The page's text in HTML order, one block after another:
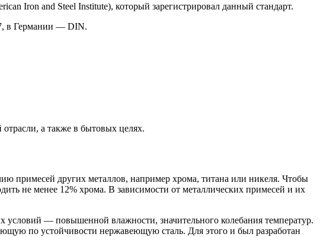
Iron and Steel Institute), который зарегистрировал данный стандарт.
в Германии — DIN.
а также в бытовых целях.
примесей других металлов, например хрома, титана или никеля. Чтобы
не менее 12% хрома. В зависимости от металлических примесей и их
— повышенной влажности, значительного колебания температур.
по устойчивости нержавеющую сталь. Для этого и был разработан